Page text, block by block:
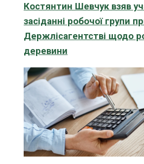
Костянтин Шевчук взяв
засіданні робочої групи
Держлісагентстві щодо
деревини